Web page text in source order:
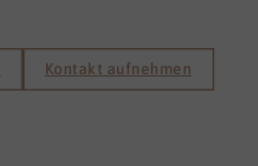
Kontakt aufnehmen